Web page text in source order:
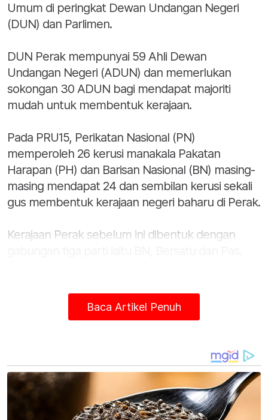
Umum di peringkat Dewan Undangan Negeri
(DUN) dan Parlimen.
DUN Perak mempunyai 59 Ahli Dewan
Undangan Negeri (ADUN) dan memerlukan
sokongan 30 ADUN bagi mendapat majoriti
mudah untuk membentuk kerajaan.
Pada PRU15, Perikatan Nasional (PN)
memperoleh 26 kerusi manakala Pakatan
Harapan (PH) dan Barisan Nasional (BN) masing-
masing mendapat 24 dan sembilan kerusi sekali
gus membentuk kerajaan negeri baharu di Perak.
Kerajaan Perak sebelum ini dibentuk dengan
membabitkan BN dan PH ini, Pensyarah Jabatan
Sejarah, Fakuliti Sains Kemanusiaan, Prof Dr Ishak
menunjukkan satu perkembangan politik, apabila
parti yang berbeza berlapang dada untuk
bersama-sama mentadbir walaupun berlainan
ideologi dan prinsip, semasa tempoh
berkempen.
Baca Artikel Penuh